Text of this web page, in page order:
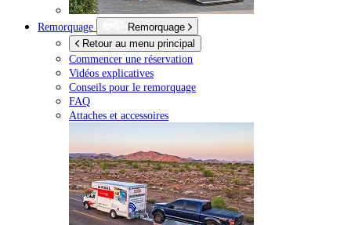
Remorquage
Remorquage
Retour au menu principal
Commencer une réservation
Vidéos explicatives
Conseils pour le remorquage
FAQ
Attaches et accessoires